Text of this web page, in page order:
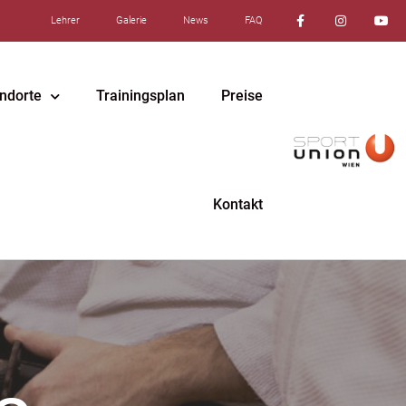
Lehrer Galerie News FAQ
Trainingsplan Preise
Kontakt